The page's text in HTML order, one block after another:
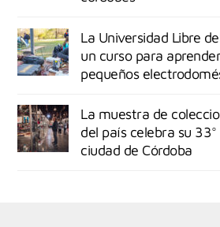
La Universidad Libre
un curso para
pequeños
La muestra de
del país celebra su
ciudad de Córdoba